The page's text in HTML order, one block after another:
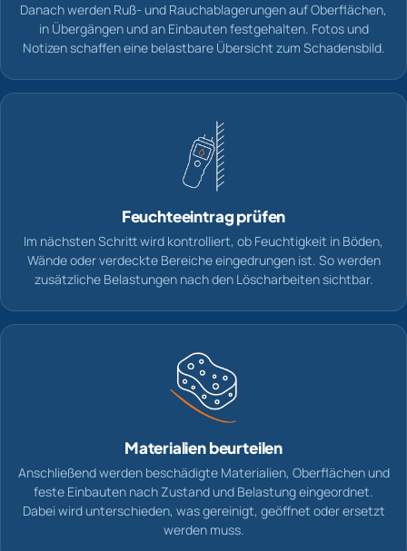
Danach werden Ruß- und Rauchablagerungen auf Oberflächen,
in Übergängen und an Einbauten festgehalten. Fotos und
Notizen schaffen eine belastbare Übersicht zum Schadensbild.
Feuchteeintrag prüfen
Im nächsten Schritt wird kontrolliert, ob Feuchtigkeit in Böden,
Wände oder verdeckte Bereiche eingedrungen ist. So werden
zusätzliche Belastungen nach den Löscharbeiten sichtbar.
Materialien beurteilen
Anschließend werden beschädigte Materialien, Oberflächen und
feste Einbauten nach Zustand und Belastung eingeordnet.
Dabei wird unterschieden, was gereinigt, geöffnet oder ersetzt
werden muss.